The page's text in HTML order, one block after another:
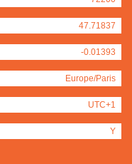
47.71837
-0.01393
Europe/Paris
UTC+1
Y